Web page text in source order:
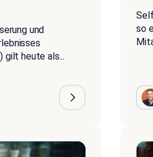
und
gilt heute als...
so